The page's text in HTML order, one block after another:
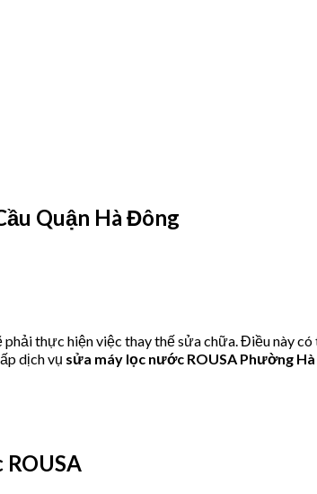
Quận Hà Đông
thực hiện việc thay thế sửa chữa. Điều này
dịch vụ sửa máy lọc nước ROUSA Phường